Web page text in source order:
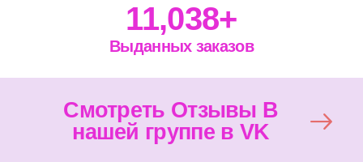
Выданных заказов
11,038+
Смотреть Отзывы В
нашей группе в VK